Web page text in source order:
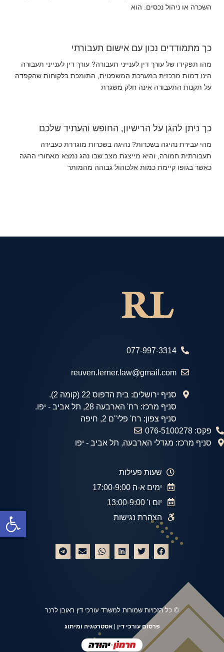
השכרה או ניהול נכסים. הוא
כך מתמודדים נכון עם אישום תעבורתי
מהו תפקידו של עורך דין לענייני תעבורה? עורך דין לענייני תעבורה
הינו דמות מרכזית במערכת המשפטית, התומכת בלקוחות שהקפדה
על תקנות התעבורה אינה חלק משגרת
כך ניתן להגן על הרישיון, החופש והעתיד שלכם
מהי עבירת נהיגה בשכרות? נהיגה בשכרות מוגדרת כעבירה
תעבורתית חמורה, והיא מייצגת מצב שבו נהג נמצא מאחורי ההגה
כאשר בגופו קיימת כמות אלכוהול גבוהה מהמותר
077-997-3314
reuven.lerner.law@gmail.com
סניף ירושלים: בית הדפוס 22 (קומה 2).
סניף מרכז: רח' הארבעה 28, תל אביב - יפו.
סניף צפון: רח' פלי"ם 2, חיפה
פקס: 076-5100278
סניף מרכז: מגדלי הארבעה, תל אביב - יפו
שעות פעילות
ימים א-ה 17:00-9:00
יום ו' 13:00-9:00
הצהרת נגישות
© כל הזכויות שמורות למשרד עורכי דין ראובן לרנר
פרסום עורכי דין | אסטרטגיה ומיתוג